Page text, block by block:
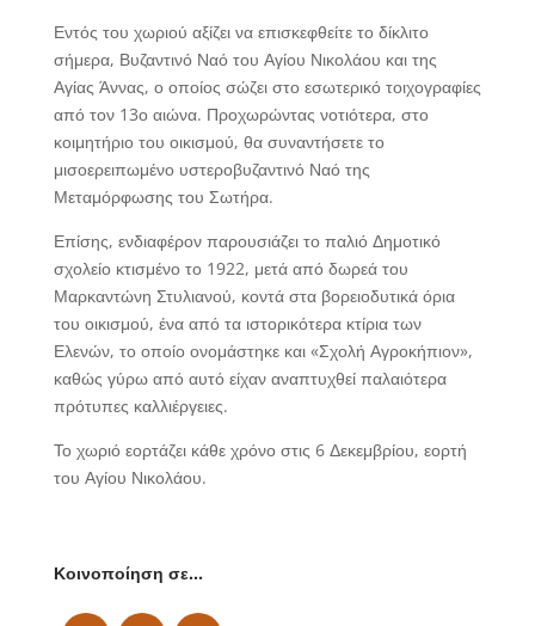
Εντός του χωριού αξίζει να επισκεφθείτε το δίκλιτο
σήμερα, Βυζαντινό Ναό του Αγίου Νικολάου και της
Αγίας Άννας, ο οποίος σώζει στο εσωτερικό τοιχογραφίες
από τον 13ο αιώνα. Προχωρώντας νοτιότερα, στο
κοιμητήριο του οικισμού, θα συναντήσετε το
μισοερειπωμένο υστεροβυζαντινό Ναό της
Μεταμόρφωσης του Σωτήρα.
Επίσης, ενδιαφέρον παρουσιάζει το παλιό Δημοτικό
σχολείο κτισμένο το 1922, μετά από δωρεά του
Μαρκαντώνη Στυλιανού, κοντά στα βορειοδυτικά όρια
του οικισμού, ένα από τα ιστορικότερα κτίρια των
Ελενών, το οποίο ονομάστηκε και «Σχολή Αγροκήπιον»,
καθώς γύρω από αυτό είχαν αναπτυχθεί παλαιότερα
πρότυπες καλλιέργειες.
Το χωριό εορτάζει κάθε χρόνο στις 6 Δεκεμβρίου, εορτή
του Αγίου Νικολάου.
Κοινοποίηση σε…